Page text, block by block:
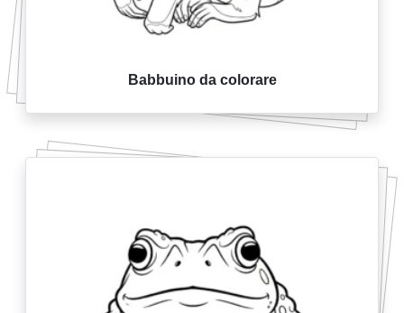
Babbuino da colorare